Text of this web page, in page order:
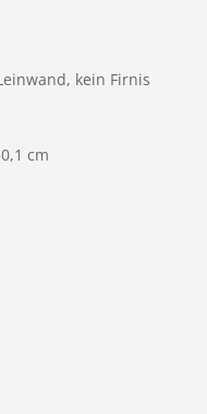
kein Firnis
cm